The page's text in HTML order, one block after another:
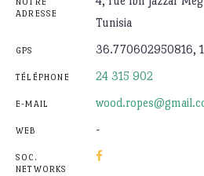
NOTRE
ADRESSE
Tunisia
GPS 36.770602950816,
TÉLÉPHONE 24 315 902
E-MAIL
WEB -
SOC.
NETWORKS